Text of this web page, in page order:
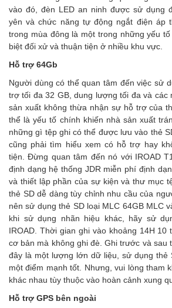
vào đó, đèn LED an ninh được sử dụng
yên và chức năng tự động ngắt điện áp
trong mùa đông là một trong những yếu
biệt đối xử và thuận tiện ở nhiều khu vực.
Hỗ trợ 64Gb
Người dùng có thể quan tâm đến việc sử
trợ tối đa 32 GB, dung lượng tối đa và các
sản xuất không thừa nhận sự hỗ trợ của
thể là yếu tố chính khiến nhà sản xuất
những gì tệp ghi có thể được lưu vào thẻ
cũng phải tìm hiểu xem có hỗ trợ hay
tiện. Đừng quan tâm đến nó với IROAD
định dạng hệ thống JDR miễn phí định
và thiết lập phần của sự kiện và thư mục
thẻ SD dễ dàng tùy chỉnh nhu cầu của
nên sử dụng thẻ SD loại MLC 64GB MLC
khi sử dụng nhãn hiệu khác, hãy sử
IROAD. Thời gian ghi vào khoảng 14H 10
cơ bản mà không ghi đè. Ghi trước và sau
đây là một lượng lớn dữ liệu, sử dụng thẻ
một điểm mạnh tốt. Nhưng, vui lòng tham
khác nhau tùy thuộc vào hoàn cảnh xung
Hỗ trợ GPS bên ngoài